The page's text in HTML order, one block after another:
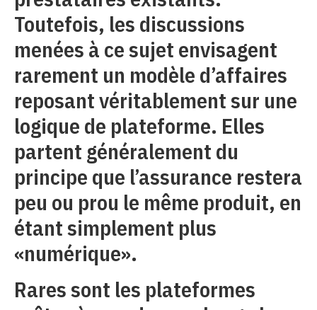
Toutefois, les discussions
menées à ce sujet envisagent
rarement un modèle d’affaires
reposant véritablement sur une
logique de plateforme. Elles
partent généralement du
principe que l’assurance restera
peu ou prou le même produit, en
étant simplement plus
«numérique».
Rares sont les plateformes